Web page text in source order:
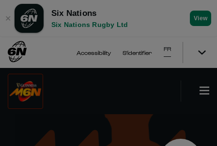
✕
Six Nations
Six Nations Rugby Ltd
View
Accessibility S'identifier
FR